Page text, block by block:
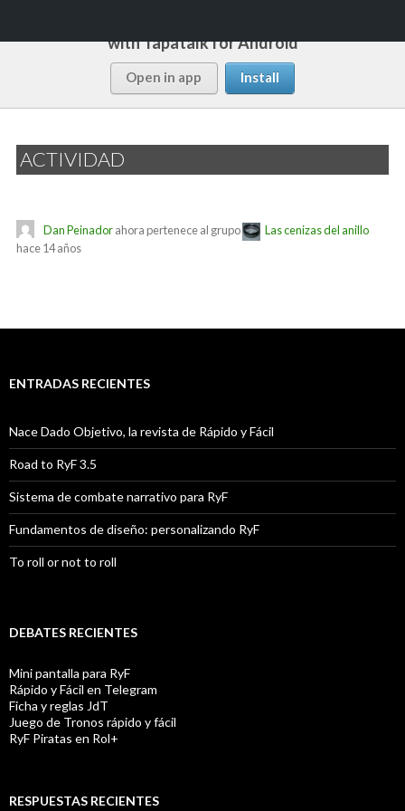
with Tapatalk for Android
Open in app Install
ACTIVIDAD
Dan Peinadorahora pertenece al grupo
Las cenizas del anillo
hace 14 años
ENTRADAS RECIENTES
Nace Dado Objetivo, la revista de Rápido y Fácil
Road to RyF 3.5
Sistema de combate narrativo para RyF
Fundamentos de diseño: personalizando RyF
To roll or not to roll
DEBATES RECIENTES
Mini pantalla para RyF
Rápido y Fácil en Telegram
Ficha y reglas JdT
Juego de Tronos rápido y fácil
RyF Piratas en Rol+
RESPUESTAS RECIENTES